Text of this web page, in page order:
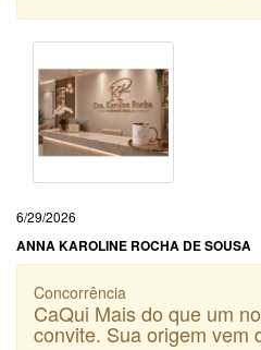
6/29/2026
ANNA KAROLINE ROCHA DE SOUSA
Concorrência
CaQui Mais do que um
convite. Sua origem vem